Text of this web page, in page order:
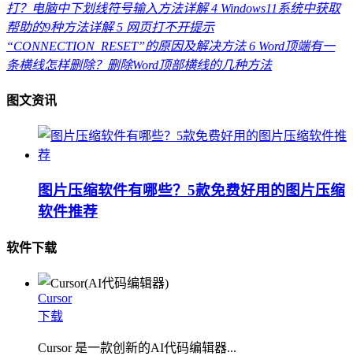
打？电脑中下划线符号输入方法详解 4 Windows11系统中获取
帮助的9种方法详解 5 网页打不开提示
“CONNECTION_RESET”的原因及解决方法 6 Word顶端有一
条横线怎样删除？删除Word顶部横线的几种方法
图文资讯
图片压缩软件有哪些？5款免费好用的图片压缩
软件推荐
软件下载
Cursor
下载
Cursor 是一款创新的AI代码编辑器...